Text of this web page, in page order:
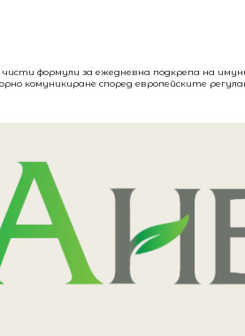
формули за ежедневна подкрепа на
комуникиране според европейските